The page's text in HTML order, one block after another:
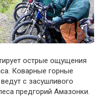
острые ощущения
Коварные горные
с засушливого
предгорий Амазонки.